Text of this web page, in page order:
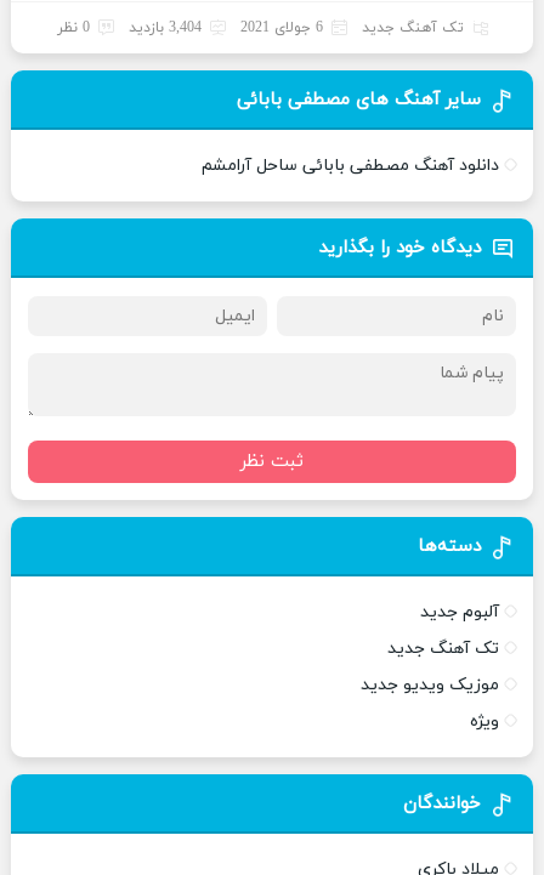
تک آهنگ جدید 6 جولای 2021 3,404 بازدید 0 نظر
سایر آهنگ های مصطفی بابائی
دانلود آهنگ مصطفی بابائی ساحل آرامشم
دیدگاه خود را بگذارید
ثبت نظر
دسته‌ها
آلبوم جدید
تک آهنگ جدید
موزیک ویدیو جدید
ویژه
خوانندگان
میلاد باکری